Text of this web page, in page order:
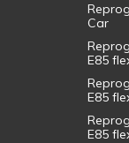
Car
E85
E85
E85